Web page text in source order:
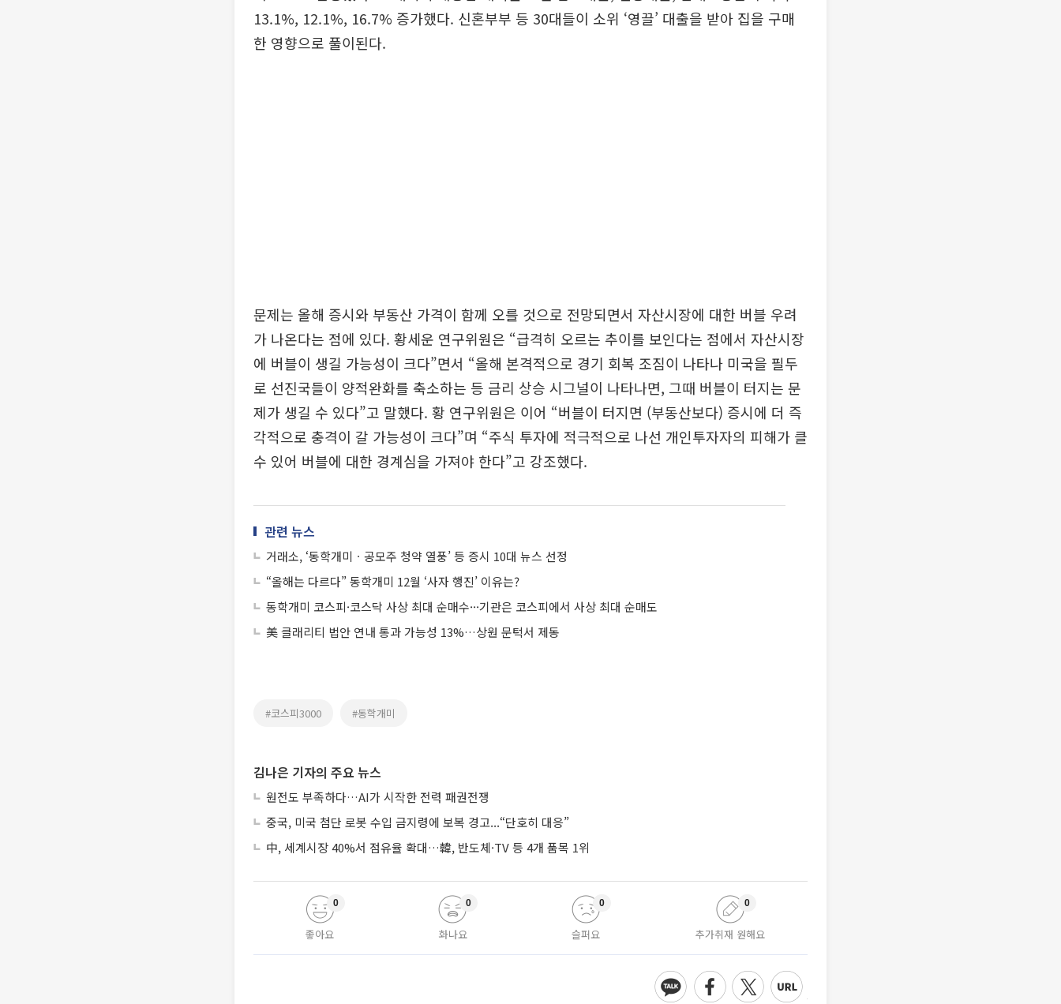
13.1%, 12.1%, 16.7% 증가했다. 신혼부부 등 30대들이 소위 ‘영끌’ 대출을 받아 집을 구매
한 영향으로 풀이된다.
문제는 올해 증시와 부동산 가격이 함께 오를 것으로 전망되면서 자산시장에 대한 버블 우려
가 나온다는 점에 있다. 황세운 연구위원은 “급격히 오르는 추이를 보인다는 점에서 자산시장
에 버블이 생길 가능성이 크다”면서 “올해 본격적으로 경기 회복 조짐이 나타나 미국을 필두
로 선진국들이 양적완화를 축소하는 등 금리 상승 시그널이 나타나면, 그때 버블이 터지는 문
제가 생길 수 있다”고 말했다. 황 연구위원은 이어 “버블이 터지면 (부동산보다) 증시에 더 즉
각적으로 충격이 갈 가능성이 크다”며 “주식 투자에 적극적으로 나선 개인투자자의 피해가 클
수 있어 버블에 대한 경계심을 가져야 한다”고 강조했다.
관련 뉴스
거래소, ‘동학개미ㆍ공모주 청약 열풍’ 등 증시 10대 뉴스 선정
“올해는 다르다” 동학개미 12월 ‘사자 행진’ 이유는?
동학개미 코스피·코스닥 사상 최대 순매수···기관은 코스피에서 사상 최대 순매도
美 클래리티 법안 연내 통과 가능성 13%…상원 문턱서 제동
#코스피3000 #동학개미
김나은 기자의 주요 뉴스
원전도 부족하다…AI가 시작한 전력 패권전쟁
중국, 미국 첨단 로봇 수입 금지령에 보복 경고...“단호히 대응”
中, 세계시장 40%서 점유율 확대…韓, 반도체·TV 등 4개 품목 1위
좋아요
0
화나요
0
슬퍼요
0
추가취재 원해요
0